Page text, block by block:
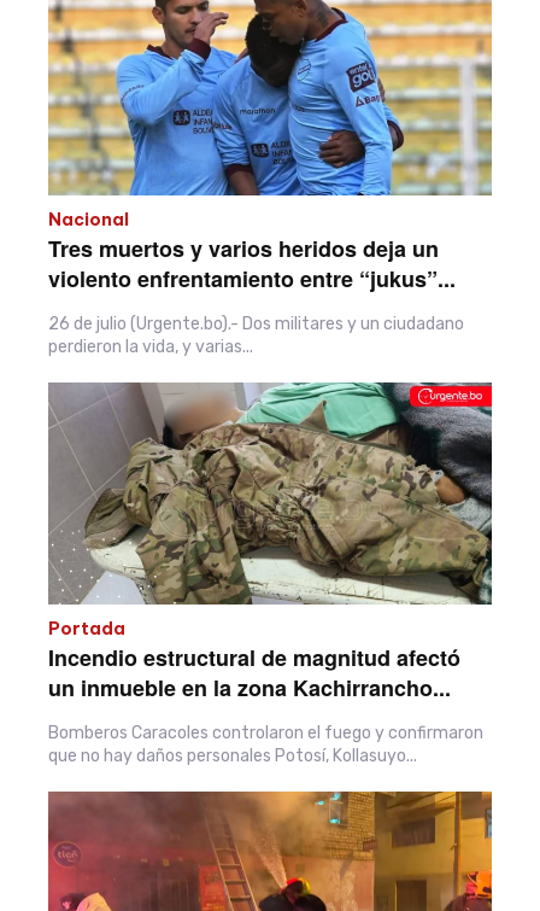
Nacional
Tres muertos y varios heridos deja un
violento enfrentamiento entre “jukus”...
26 de julio (Urgente.bo).- Dos militares y un ciudadano
perdieron la vida, y varias...
Portada
Incendio estructural de magnitud afectó
un inmueble en la zona Kachirrancho...
Bomberos Caracoles controlaron el fuego y confirmaron
que no hay daños personales Potosí, Kollasuyo...